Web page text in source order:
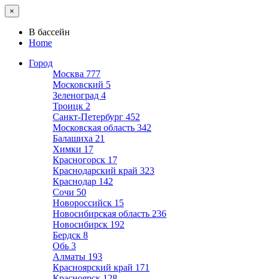
×
В бассейн
Home
Город
Москва 777
Московский 5
Зеленоград 4
Троицк 2
Санкт-Петербург 452
Московская область 342
Балашиха 21
Химки 17
Красногорск 17
Краснодарский край 323
Краснодар 142
Сочи 50
Новороссийск 15
Новосибирская область 236
Новосибирск 192
Бердск 8
Обь 3
Алматы 193
Красноярский край 171